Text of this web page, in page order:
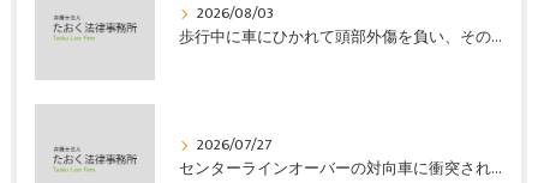
2026/08/03
歩行中に車にひかれて頭部外傷を負い、その４か月後に亡くなり、死亡部分も含めて裁判所の基準で損害賠償金を獲得した事案｜たおく法律事務所
2026/07/27
センターラインオーバーの対向車に衝突され、むち打ちを発症し、裁判所の基準で慰謝料などの損害賠償金を獲得した事案｜たおく法律事務所